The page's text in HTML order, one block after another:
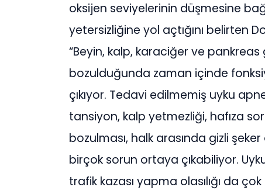
oksijen seviyelerinin düşmesine
yetersizliğine yol açtığını belirten
“Beyin, kalp, karaciğer ve
bozulduğunda zaman içinde
çıkıyor. Tedavi edilmemiş uyku
tansiyon, kalp yetmezliği, hafıza
bozulması, halk arasında gizli
birçok sorun ortaya çıkabiliyor.
trafik kazası yapma olasılığı da